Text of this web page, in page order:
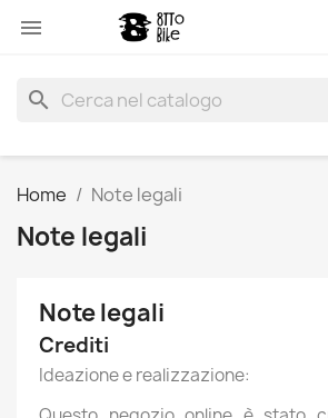

search
Home Note legali
Note legali
Note legali
Crediti
Ideazione e realizzazione: